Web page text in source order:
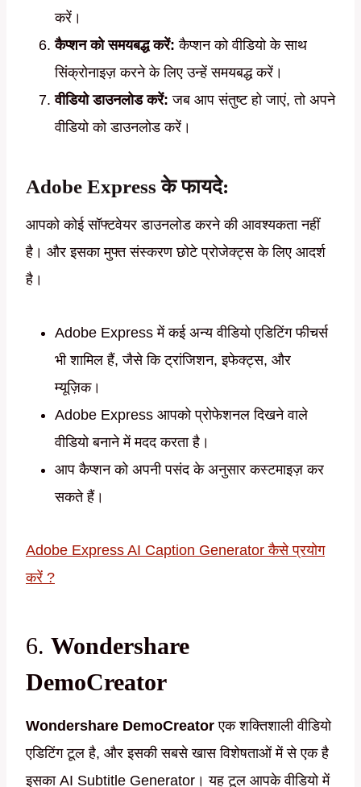
करें।
कैप्शन को समयबद्ध करें: कैप्शन को वीडियो के साथ
सिंक्रोनाइज़ करने के लिए उन्हें समयबद्ध करें।
वीडियो डाउनलोड करें: जब आप संतुष्ट हो जाएं, तो अपने
वीडियो को डाउनलोड करें।
Adobe Express के फायदे:
आपको कोई सॉफ्टवेयर डाउनलोड करने की आवश्यकता नहीं
है। और इसका मुफ्त संस्करण छोटे प्रोजेक्ट्स के लिए आदर्श
है।
Adobe Express में कई अन्य वीडियो एडिटिंग फीचर्स
भी शामिल हैं, जैसे कि ट्रांजिशन, इफेक्ट्स, और
म्यूज़िक।
Adobe Express आपको प्रोफेशनल दिखने वाले
वीडियो बनाने में मदद करता है।
आप कैप्शन को अपनी पसंद के अनुसार कस्टमाइज़ कर
सकते हैं।
Adobe Express AI Caption Generator कैसे प्रयोग
करें ?
6. Wondershare
DemoCreator
Wondershare DemoCreator एक शक्तिशाली वीडियो
एडिटिंग टूल है, और इसकी सबसे खास विशेषताओं में से एक है
इसका AI Subtitle Generator। यह टूल आपके वीडियो में